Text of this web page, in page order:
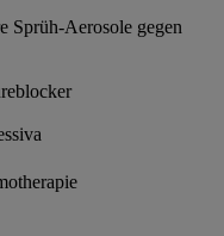
Sprüh-Aerosole gegen